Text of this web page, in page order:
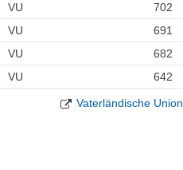
VU
702
VU
691
VU
682
VU 642
Vaterländische Union